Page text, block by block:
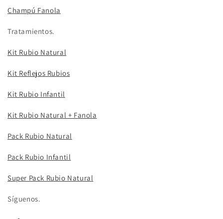
Champú Fanola
Tratamientos.
Kit Rubio Natural
Kit Reflejos Rubios
Kit Rubio Infantil
Kit Rubio Natural + Fanola
Pack Rubio Natural
Pack Rubio Infantil
Super Pack Rubio Natural
Síguenos.